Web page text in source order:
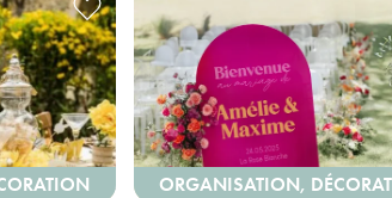
ORGANISATION,